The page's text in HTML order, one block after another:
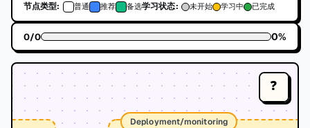
节点类型: 普通 推荐 备选学习状态: 未开始 学习中 已完成
0/0 0%
Deployment/monitoring
❓